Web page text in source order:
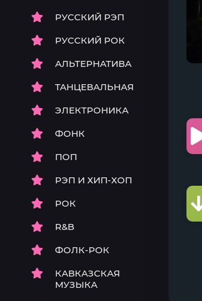
РУССКИЙ РЭП
РУССКИЙ РОК
АЛЬТЕРНАТИВА
ТАНЦЕВАЛЬНАЯ
ЭЛЕКТРОНИКА
ФОНК
ПОП
РЭП И ХИП-ХОП
РОК
R&B
ФОЛК-РОК
КАВКАЗСКАЯ
МУЗЫКА